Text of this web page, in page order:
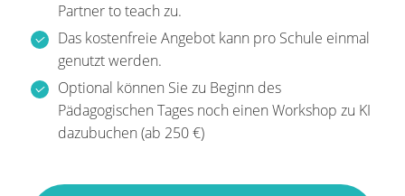
Partner to teach zu.
Das kostenfreie Angebot kann pro Schule einmal
genutzt werden.
Optional können Sie zu Beginn des
Pädagogischen Tages noch einen Workshop zu KI
dazubuchen (ab 250 €)